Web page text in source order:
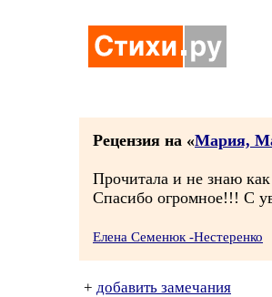
Рецензия на «Мария,
Прочитала и не знаю
Спасибо огромное!!! С
Елена Семенюк -Нестеренко
+ добавить замечания